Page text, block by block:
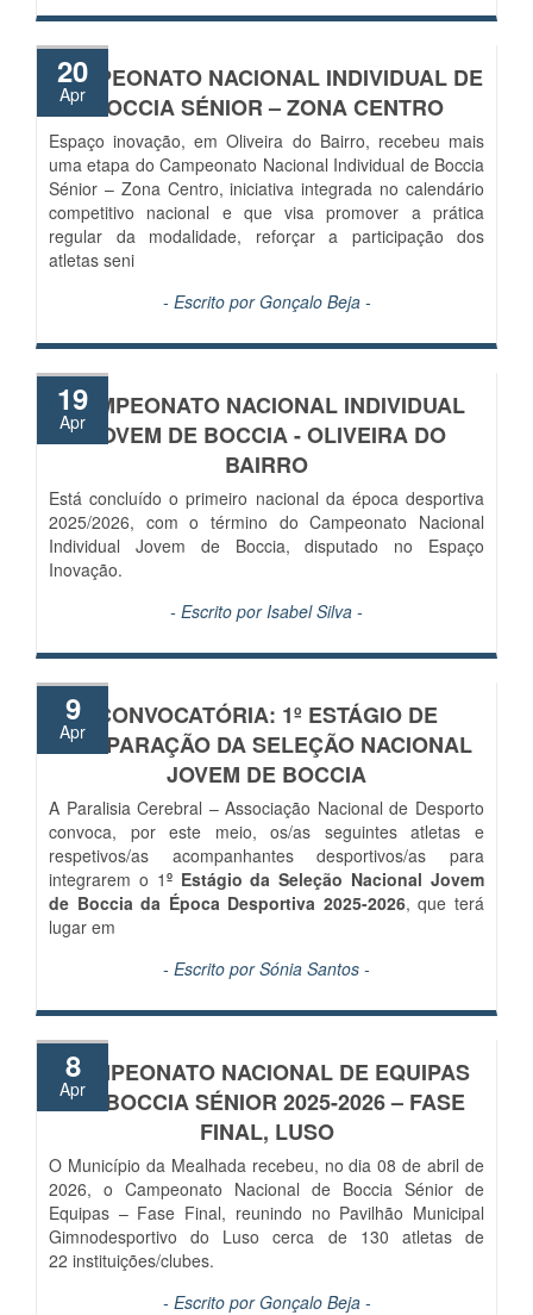
CAMPEONATO NACIONAL INDIVIDUAL DE
BOCCIA SÉNIOR – ZONA CENTRO
20
Apr
Espaço inovação, em Oliveira do Bairro, recebeu mais
uma etapa do Campeonato Nacional Individual de Boccia
Sénior – Zona Centro, iniciativa integrada no calendário
competitivo nacional e que visa promover a prática
regular da modalidade, reforçar a participação dos
atletas seni
- Escrito porGonçalo Beja-
CAMPEONATO NACIONAL INDIVIDUAL
JOVEM DE BOCCIA - OLIVEIRA DO
BAIRRO
19
Apr
Está concluído o primeiro nacional da época desportiva
2025/2026, com o término do Campeonato Nacional
Individual Jovem de Boccia, disputado no Espaço
Inovação.
- Escrito porIsabel Silva -
CONVOCATÓRIA: 1º ESTÁGIO DE
PREPARAÇÃO DA SELEÇÃO NACIONAL
JOVEM DE BOCCIA
9
Apr
A Paralisia Cerebral – Associação Nacional de Desporto
convoca, por este meio, os/as seguintes atletas e
respetivos/as acompanhantes desportivos/as para
integrarem o 1º Estágio da Seleção Nacional Jovem
de Boccia da Época Desportiva 2025-2026, que terá
lugar em
- Escrito porSónia Santos -
CAMPEONATO NACIONAL DE EQUIPAS
DE BOCCIA SÉNIOR 2025-2026 – FASE
FINAL, LUSO
8
Apr
O Município da Mealhada recebeu, no dia 08 de abril de
2026, o Campeonato Nacional de Boccia Sénior de
Equipas – Fase Final, reunindo no Pavilhão Municipal
Gimnodesportivo do Luso cerca de 130 atletas de
22 instituições/clubes.
- Escrito porGonçalo Beja-